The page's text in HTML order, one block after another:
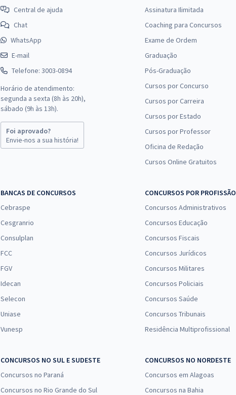
Central de ajuda
Chat
WhatsApp
E-mail
Telefone: 3003-0894
Horário de atendimento:
segunda a sexta (8h às 20h),
sábado (9h às 13h).
Foi aprovado?
Envie-nos a sua história!
Assinatura Ilimitada
Coaching para Concursos
Exame de Ordem
Graduação
Pós-Graduação
Cursos por Concurso
Cursos por Carreira
Cursos por Estado
Cursos por Professor
Oficina de Redação
Cursos Online Gratuitos
BANCAS DE CONCURSOS
Cebraspe
Cesgranrio
Consulplan
FCC
FGV
Idecan
Selecon
Uniase
Vunesp
CONCURSOS POR PROFISSÃO
Concursos Administrativos
Concursos Educação
Concursos Fiscais
Concursos Jurídicos
Concursos Militares
Concursos Policiais
Concursos Saúde
Concursos Tribunais
Residência Multiprofissional
CONCURSOS NO SUL E SUDESTE
Concursos no Paraná
Concursos no Rio Grande do Sul
CONCURSOS NO NORDESTE
Concursos em Alagoas
Concursos na Bahia